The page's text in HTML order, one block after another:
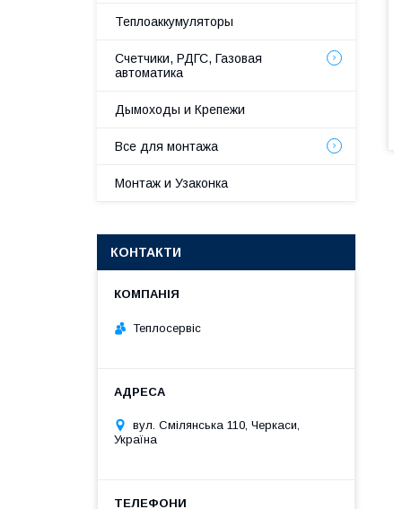
Теплоаккумуляторы
Счетчики, РДГС, Газовая
автоматика
Дымоходы и Крепежи
Все для монтажа
Монтаж и Узаконка
КОНТАКТИ
Теплосервіс
вул. Смілянська 110, Черкаси,
Україна